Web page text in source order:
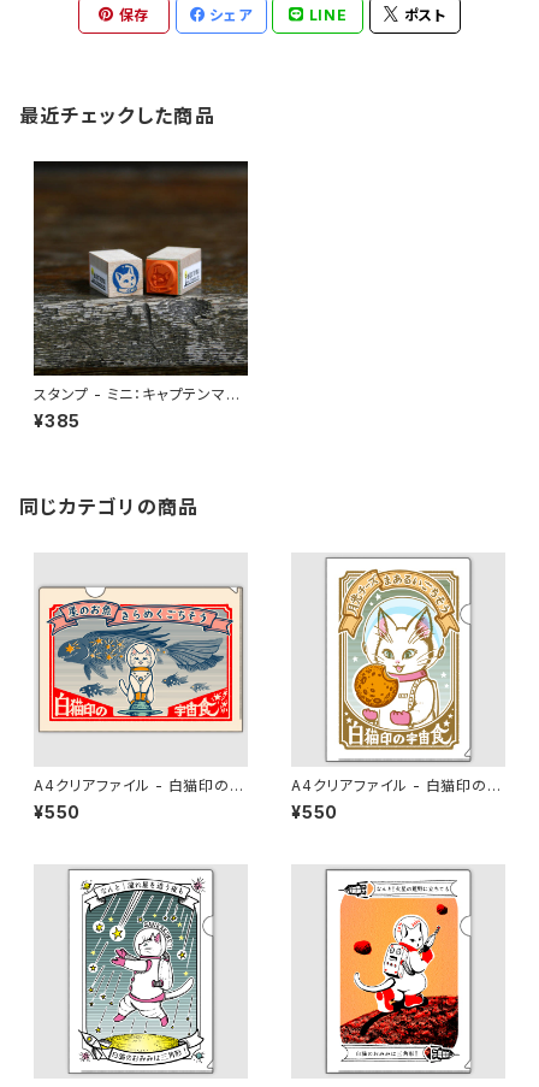
保存 シェア LINE ポスト
最近チェックした商品
スタンプ - ミニ：キャプテンマイ
カ 顔
¥385
同じカテゴリの商品
A4クリアファイル - 白猫印の宇
宙食 おさかな味
¥550
A4クリアファイル - 白猫印の宇
宙食 月光味
¥550